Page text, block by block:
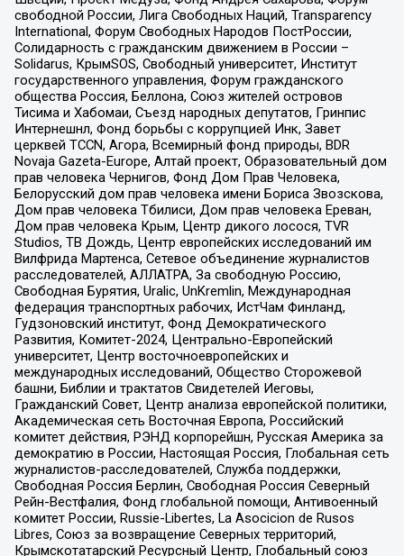
свободной России, Лига Свободных Наций, Transparеncy
International, Форум Свободных Народов ПостРоссии,
Солидарность с гражданским движением в России –
Solidarus, КрымSOS, Свободный университет, Институт
государственного управления, Форум гражданского
общества Россия, Беллона, Союз жителей островов
Тисима и Хабомаи, Съезд народных депутатов, Гринпис
Интернешнл, Фонд борьбы с коррупцией Инк, Завет
церквей TCCN, Агора, Всемирный фонд природы, BDR
Novaja Gazeta-Europe, Алтай проект, Образовательный дом
прав человека Чернигов, Фонд Дом Прав Человека,
Белорусский дом прав человека имени Бориса Звозскова,
Дом прав человека Тбилиси, Дом прав человека Ереван,
Дом прав человека Крым, Центр дикого лосося, TVR
Studios, ТВ Дождь, Центр европейских исследований им
Вилфрида Мартенса, Сетевое объединение журналистов
расследователей, АЛЛАТРА, За свободную Россию,
Свободная Бурятия, Uralic, UnKremlin, Международная
федерация транспортных рабочих, ИстЧам Финланд,
Гудзоновский институт, Фонд Демократического
Развития, Комитет-2024, Центрально-Европейский
университет, Центр восточноевропейских и
международных исследований, Общество Сторожевой
башни, Библии и трактатов Свидетелей Иеговы,
Гражданский Совет, Центр анализа европейской политики,
Академическая сеть Восточная Европа, Российский
комитет действия, РЭНД корпорейшн, Русская Америка за
демократию в России, Настоящая Россия, Глобальная сеть
журналистов-расследователей, Служба поддержки,
Свободная Россия Берлин, Свободная Россия Северный
Рейн-Вестфалия, Фонд глобальной помощи, Антивоенный
комитет России, Russie-Libertes, La Asocicion de Rusos
Libres, Союз за возвращение Северных территорий,
Крымскотатарский Ресурсный Центр, Глобальный союз